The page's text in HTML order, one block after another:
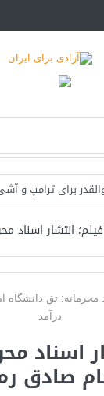
برای ترامپ و آشی
آمریکا به مقامات
صادرات نفت
پیامی
فیلم؛ انتشار اسناد
اسناد
صادق